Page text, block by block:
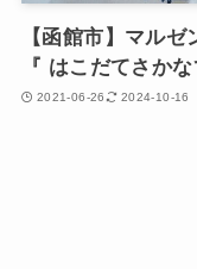
【函館市】マル
『 はこだてさかな
2021-06-26 2024-10-16